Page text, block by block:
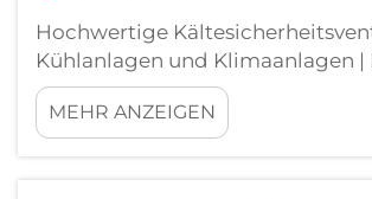
Hochwertige
Kühlanlagen und Klimaanlagen |
Lieferzeit und DDP-Versand nach
Überspannungsschutz ist für
Klimaanlagen und industrielle
MEHR ANZEIGEN